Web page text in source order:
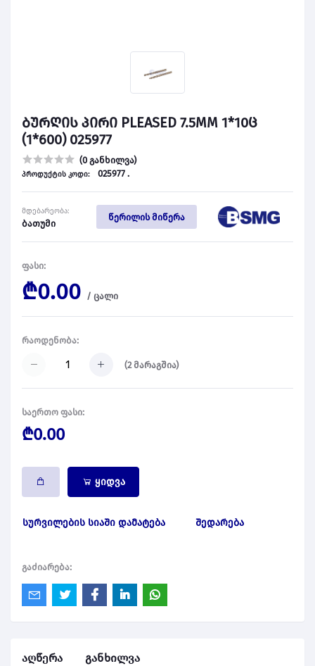
ბურღის პირი PLEASED 7.5MM 1*10ც
(1*600) 025977
(0 განხილვა)
პროდუქტის კოდი: 025977 .
მდებარეობა:
ბათუმი
წერილის მიწერა
ფასი:
₾0.00 / ცალი
რაოდენობა:
(2 მარაგშია)
საერთო ფასი:
₾0.00
ყიდვა
სურვილების სიაში დამატება შედარება
გაძიარება:
აღწერა განხილვა